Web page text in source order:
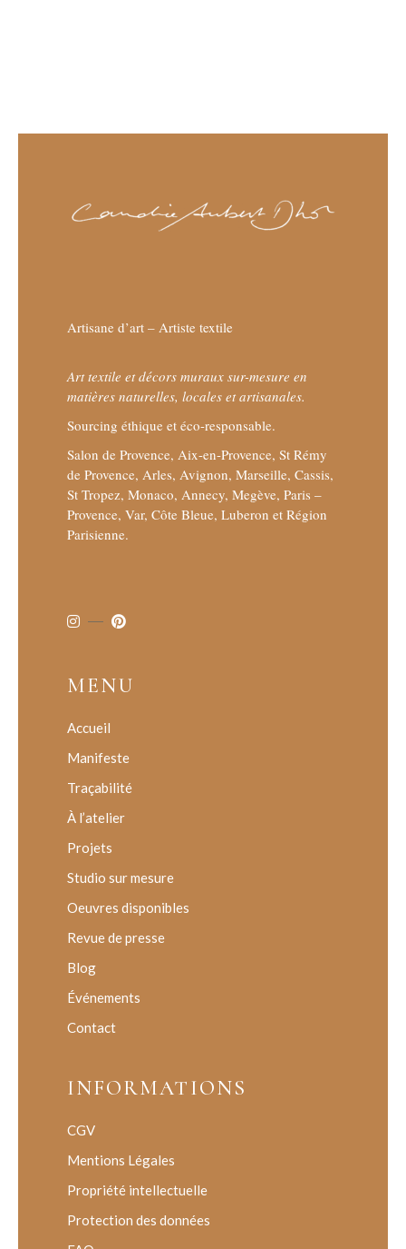
Artisane d’art – Artiste textile
Art textile et décors muraux sur-mesure en
matières naturelles, locales et artisanales.
Sourcing éthique et éco-responsable.
Salon de Provence, Aix-en-Provence, St Rémy
de Provence, Arles, Avignon, Marseille, Cassis,
St Tropez, Monaco, Annecy, Megève, Paris –
Provence, Var, Côte Bleue, Luberon et Région
Parisienne.
MENU
Accueil
Manifeste
Traçabilité
À l’atelier
Projets
Studio sur mesure
Oeuvres disponibles
Revue de presse
Blog
Événements
Contact
INFORMATIONS
CGV
Mentions Légales
Propriété intellectuelle
Protection des données